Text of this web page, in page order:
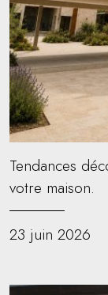
Tendances
votre maison.
23 juin 2026